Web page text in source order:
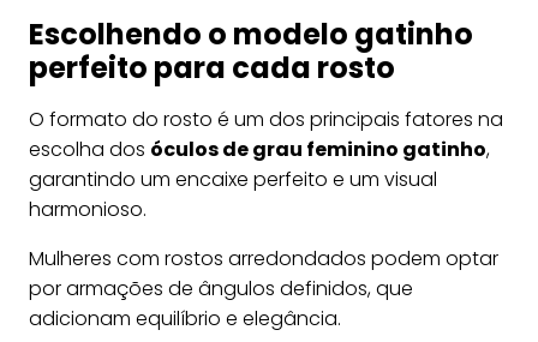
Escolhendo o modelo gatinho
perfeito para cada rosto
O formato do rosto é um dos principais fatores na
escolha dos óculos de grau feminino gatinho,
garantindo um encaixe perfeito e um visual
harmonioso.
Mulheres com rostos arredondados podem optar
por armações de ângulos definidos, que
adicionam equilíbrio e elegância.